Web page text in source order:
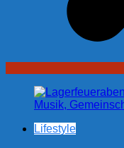
Lifestyle